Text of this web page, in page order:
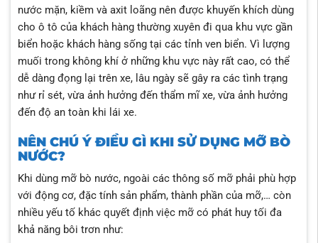
nước mặn, kiềm và axit loãng nên được khuyến khích dùng
cho ô tô của khách hàng thường xuyên đi qua khu vực gần
biển hoặc khách hàng sống tại các tỉnh ven biển. Vì lượng
muối trong không khí ở những khu vực này rất cao, có thể
dễ dàng đọng lại trên xe, lâu ngày sẽ gây ra các tình trạng
như rỉ sét, vừa ảnh hưởng đến thẩm mĩ xe, vừa ảnh hưởng
đến độ an toàn khi lái xe.
NÊN CHÚ Ý ĐIỀU GÌ KHI SỬ DỤNG MỠ BÒ
NƯỚC?
Khi dùng mỡ bò nước, ngoài các thông số mỡ phải phù hợp
với động cơ, đặc tính sản phẩm, thành phần của mỡ,… còn
nhiều yếu tố khác quyết định việc mỡ có phát huy tối đa
khả năng bôi trơn như: